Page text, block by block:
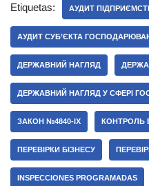
Etiquetas: АУДИТ
АУДИТ СУБ’ЄКТА
ДЕРЖАВНИЙ НАГЛЯД
ДЕРЖАВНИЙ НАГЛЯД У СФЕРІ
ЗАКОН №4840-IX КОНТРОЛЬ
ПЕРЕВІРКИ БІЗНЕСУ
INSPECCIONES PROGRAMADAS